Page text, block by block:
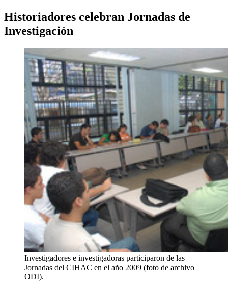
Historiadores celebran Jornadas de
Investigación
Investigadores e investigadoras participaron de las
Jornadas del CIHAC en el año 2009 (foto de archivo
ODI).